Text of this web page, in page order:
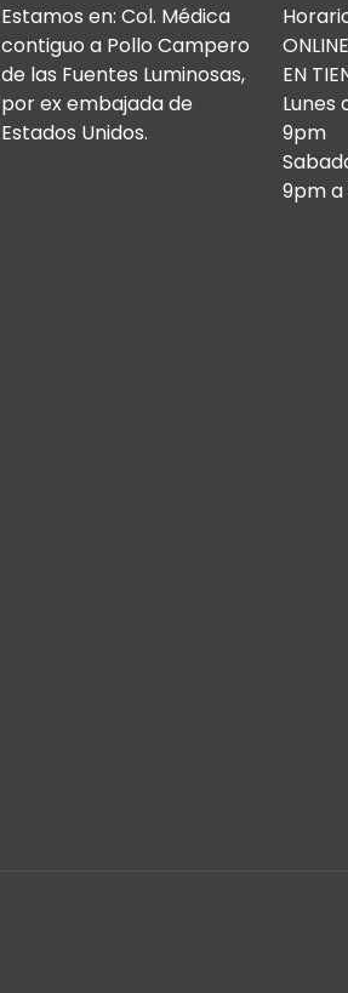
Estamos en: Col. Médica
contiguo a Pollo Campero
de las Fuentes Luminosas,
por ex embajada de
Estados Unidos.
EN
Lunes
9pm
9pm